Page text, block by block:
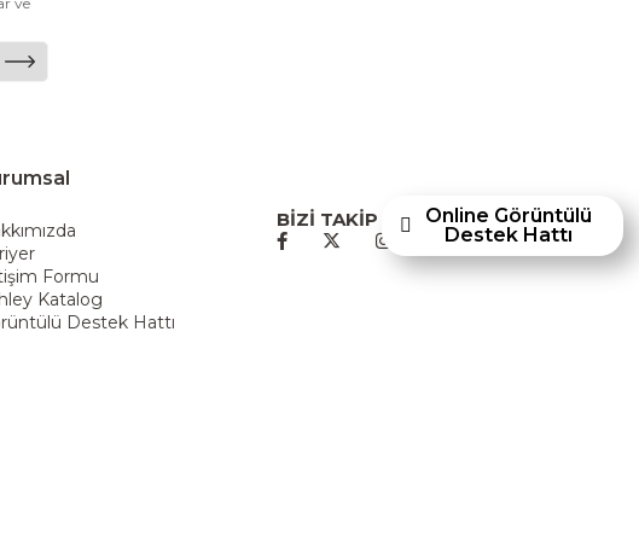
Formu
Katalog
Destek Hattı
BİZİ TAKİP EDİNOnline Görüntülü
Destek Hattı